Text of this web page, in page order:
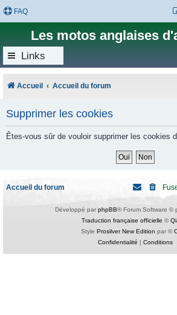
FAQ
Les motos anglaises
Links
Accueil Accueil du forum
Supprimer les cookies
Êtes-vous sûr de vouloir supprimer les cookies
Accueil du forum
Développé par phpBB® Forum Software ©
Traduction française officielle ©
Style Prosilver New Edition par ©
Confidentialité | Conditions